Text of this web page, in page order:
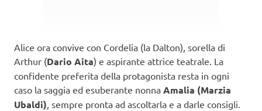
Alice ora convive con Cordelia (la Dalton), sorella di
Arthur (Dario Aita) e aspirante attrice teatrale. La
confidente preferita della protagonista resta in ogni
caso la saggia ed esuberante nonna Amalia (Marzia
Ubaldi) , sempre pronta ad ascoltarla e a darle consigli.